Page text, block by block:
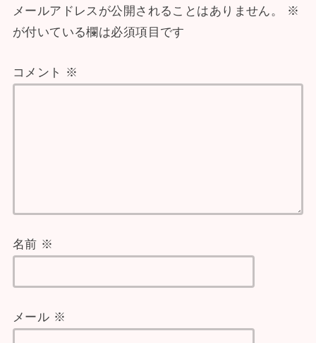
メールアドレスが公開されることはありません。
※
が付いている欄は必須項目です
コメント ※
名前 ※
メール ※